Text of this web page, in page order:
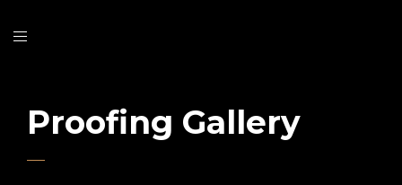
Proofing Gallery